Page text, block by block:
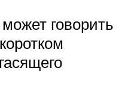
говорить